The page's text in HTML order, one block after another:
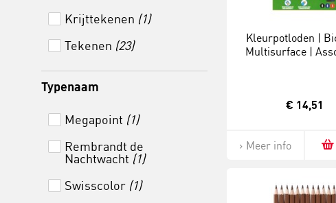
STABILO
Staedtler (4)
Van Gogh
(1)
Krijttekenen (1)
Tekenen (23)
Typenaam
Megapoint (1)
Rembrandt de
Nachtwacht (1)
Swisscolor (1)
Kleurpotloden |
Multisurface |
€ 14,51
Meer info